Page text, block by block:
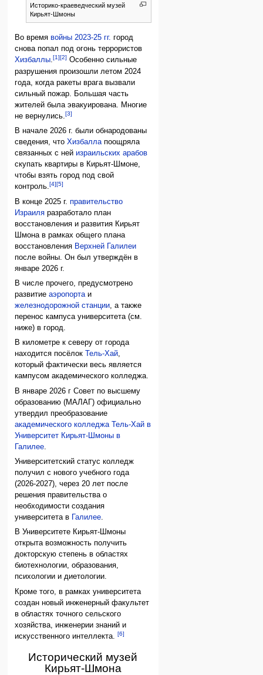
Историко-краеведческий музей
Кирьят-Шмоны
Во времявойны 2023-25 гг. город
снова попал под огонь террористов
Хизбаллы.[1][2] Особенно сильные
разрушения произошли летом 2024
года, когда ракеты врага вызвали
сильный пожар. Большая часть
жителей была эвакуирована. Многие
не вернулись.[3]
В начале 2026 г. были обнародованы
сведения, чтоХизбаллапоощряла
связанных с нейизраильских арабов
скупать квартиры в Кирьят-Шмоне,
чтобы взять город под свой
контроль.[4][5]
В конце 2025 г.правительство
Израиля разработало план
восстановления и развития Кирьят
Шмона в рамках общего плана
восстановления Верхней Галилеи
после войны. Он был утверждён в
январе 2026 г.
В числе прочего, предусмотрено
развитиеаэропортаи
железнодорожной станции, а также
перенос кампуса университета (см.
ниже) в город.
В километре к северу от города
находится посёлок
Тель-Хай,
который фактически весь является
кампусом академического колледжа.
В январе 2026 г Совет по высшему
образованию (МАЛАГ) официально
утвердил преобразование
академического колледжа Тель-Хай в
Университет Кирьят-Шмоны в
Галилее
Университетский статус колледж
получил с нового учебного года
(2026-2027), через 20 лет после
решения правительства о
необходимости создания
университета в
Галилее.
В Университете Кирьят-Шмоны
открыта возможность получить
докторскую степень в областях
биотехнологии, образования,
психологии и диетологии.
Кроме того, в рамках университета
создан новый инженерный факультет
в областях точного сельского
хозяйства, инженерии знаний и
искусственного интеллекта.[6]
Исторический музей
Кирьят-Шмона